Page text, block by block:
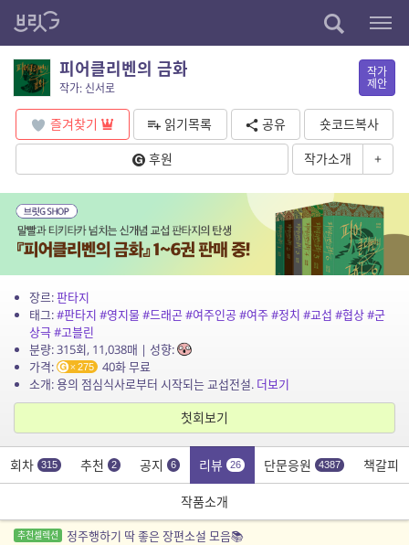
피어클리벤의 금화
작가: 신서로
작가
제안
즐겨찾기 읽기목록 공유
숏코드복사
후원
작가소개 +
장르:판타지
태그:#판타지 #영지물#드래곤#여주인공#여주#정치 #교섭 #협상#군
상극#고블린
분량: 315회, 11,038매 | 성향:
가격:
275
40화 무료
소개: 용의 점심식사로부터 시작되는 교섭전설. 더보기
첫회보기
회차 315 추천 2 공지 6 리뷰 26 단문응원 4387 책갈피
작품소개
추천셀렉션 정주행하기 딱 좋은 장편소설 모음📚